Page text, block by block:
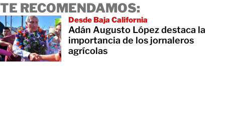
TE RECOMENDAMOS:
Desde Baja California
Adán Augusto López destaca la
importancia de los jornaleros
agrícolas